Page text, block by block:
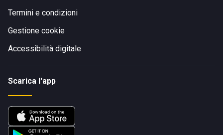
Termini e condizioni
Gestione cookie
Accessibilità digitale
Scarica l'app